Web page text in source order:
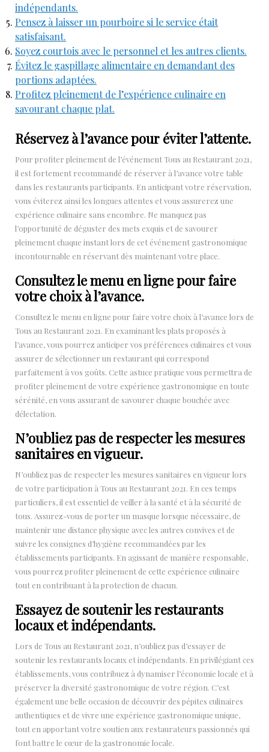
indépendants.
Pensez à laisser un pourboire si le service était
satisfaisant.
Soyez courtois avec le personnel et les autres clients.
Évitez le gaspillage alimentaire en demandant des
portions adaptées.
Profitez pleinement de l’expérience culinaire en
savourant chaque plat.
Réservez à l’avance pour éviter l’attente.
Pour profiter pleinement de l’événement Tous au Restaurant 2021,
il est fortement recommandé de réserver à l’avance votre table
dans les restaurants participants. En anticipant votre réservation,
vous éviterez ainsi les longues attentes et vous assurerez une
expérience culinaire sans encombre. Ne manquez pas
l’opportunité de déguster des mets exquis et de savourer
pleinement chaque instant lors de cet événement gastronomique
incontournable en réservant dès maintenant votre place.
Consultez le menu en ligne pour faire
votre choix à l’avance.
Consultez le menu en ligne pour faire votre choix à l’avance lors de
Tous au Restaurant 2021. En examinant les plats proposés à
l’avance, vous pourrez anticiper vos préférences culinaires et vous
assurer de sélectionner un restaurant qui correspond
parfaitement à vos goûts. Cette astuce pratique vous permettra de
profiter pleinement de votre expérience gastronomique en toute
sérénité, en vous assurant de savourer chaque bouchée avec
délectation.
N’oubliez pas de respecter les mesures
sanitaires en vigueur.
N’oubliez pas de respecter les mesures sanitaires en vigueur lors
de votre participation à Tous au Restaurant 2021. En ces temps
particuliers, il est essentiel de veiller à la santé et à la sécurité de
tous. Assurez-vous de porter un masque lorsque nécessaire, de
maintenir une distance physique avec les autres convives et de
suivre les consignes d’hygiène recommandées par les
établissements participants. En agissant de manière responsable,
vous pourrez profiter pleinement de cette expérience culinaire
tout en contribuant à la protection de chacun.
Essayez de soutenir les restaurants
locaux et indépendants.
Lors de Tous au Restaurant 2021, n’oubliez pas d’essayer de
soutenir les restaurants locaux et indépendants. En privilégiant ces
établissements, vous contribuez à dynamiser l’économie locale et à
préserver la diversité gastronomique de votre région. C’est
également une belle occasion de découvrir des pépites culinaires
authentiques et de vivre une expérience gastronomique unique,
tout en apportant votre soutien aux restaurateurs passionnés qui
font battre le cœur de la gastronomie locale.